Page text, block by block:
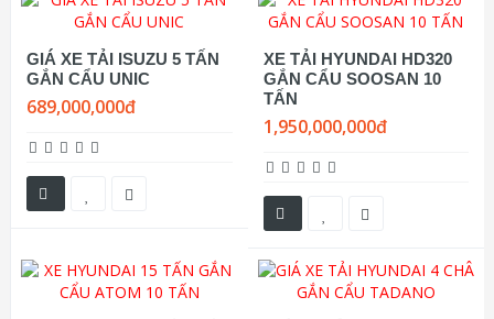
GIÁ XE TẢI ISUZU 5 TẤN
GẮN CẨU UNIC
689,000,000đ
XE TẢI HYUNDAI HD320
GẮN CẨU SOOSAN 10
TẤN
1,950,000,000đ